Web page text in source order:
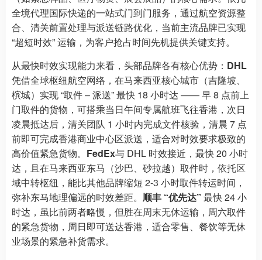
全境代理国际快递的一站式门到门服务，通过航空资源整
合、清关前置处理与派送链路优化，当前主流品牌已实现
“超短时效” 运输，为客户抢占时间先机提供关键支持。
从最快时效实现能力来看，头部品牌各有核心优势： DHL
凭借全球枢纽航空网络，在马来西亚核心城市（吉隆坡、
槟城）实现 “取件 – 派送” 最快 18 小时达 —— 早 8 点前上
门取件的货物，可搭乘当日午间专属航班飞往香港，次日
凌晨抵达后，清关团队 1 小时内完成文件核验，清晨 7 点
前即可完成香港商业中心区派送，适合对时效要求极致的
高价值紧急货物。 FedEx与 DHL 时效接近，最快 20 小时
达，且在马来西亚东马（沙巴、砂拉越）取件时，依托区
域中转枢纽，能比其他品牌缩短 2-3 小时取件转运时间，
弥补东马地理偏远的时效差距。 顺丰 “优先达” 最快 24 小
时达，虽比前两者略慢，但胜在周末无休运输，周六取件
的紧急货物，周日即可送达香港，适合零售、餐饮等无休
业场景的紧急补货需求。